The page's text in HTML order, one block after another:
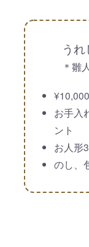
う
＊雛
お手入
ント
お人形
のし、